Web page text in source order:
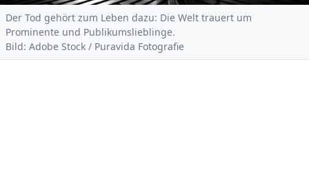
Der Tod gehört zum Leben dazu: Die Welt trauert um
Prominente und Publikumslieblinge.
Bild: Adobe Stock / Puravida Fotografie